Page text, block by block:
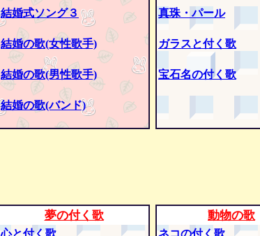
結婚式ソング３
結婚の歌(女性歌手)
結婚の歌(男性歌手)
結婚の歌(バンド)
真珠・パール
ガラスと付く歌
宝石名の付く歌
夢の付く歌
心と付く歌
動物の歌
ネコの付く歌